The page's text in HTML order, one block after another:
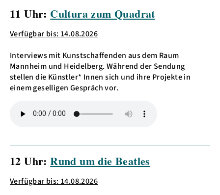
11 Uhr: Cultura zum Quadrat
Verfügbar bis: 14.08.2026
Interviews mit Kunstschaffenden aus dem Raum
Mannheim und Heidelberg. Während der Sendung
stellen die Künstler* Innen sich und ihre Projekte in
einem geselligen Gespräch vor.
12 Uhr:Rund um die Beatles
Verfügbar bis: 14.08.2026